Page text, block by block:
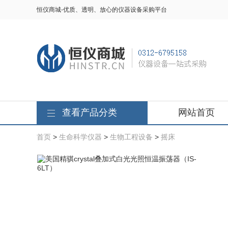
恒仪商城-优质、透明、放心的仪器设备采购平台
查看产品分类 网站首页
首页 > 生命科学仪器 > 生物工程设备 > 摇床